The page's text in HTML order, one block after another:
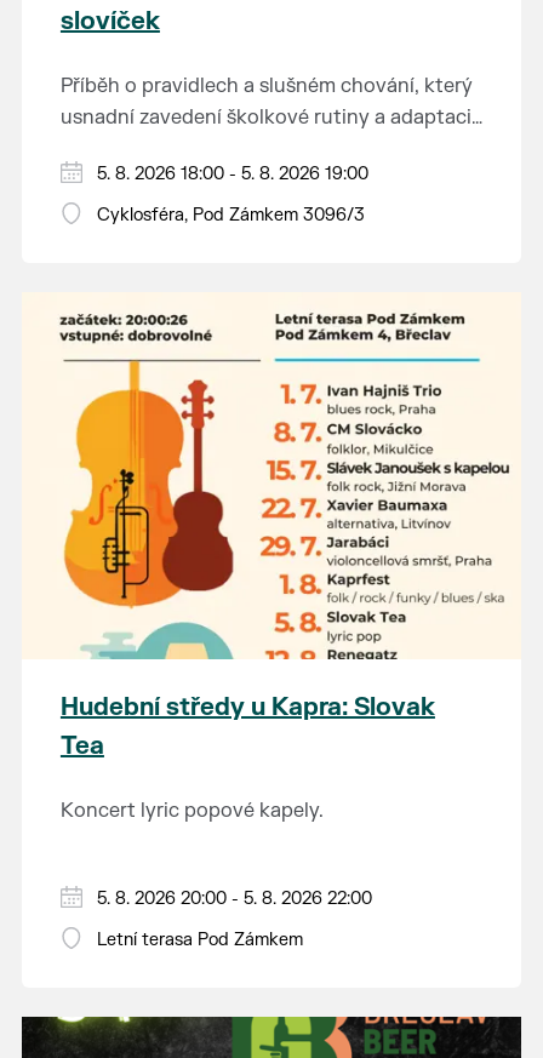
slovíček
Příběh o pravidlech a slušném chování, který
usnadní zavedení školkové rutiny a adaptaci
Hraje se jen za příznivého počasí.
Vstupné dobrovolné.
5. 8. 2026 18:00 - 5. 8. 2026 19:00
Cyklosféra, Pod Zámkem 3096/3
Hudební středy u Kapra: Slovak
Tea
Koncert lyric popové kapely.
5. 8. 2026 20:00 - 5. 8. 2026 22:00
Letní terasa Pod Zámkem